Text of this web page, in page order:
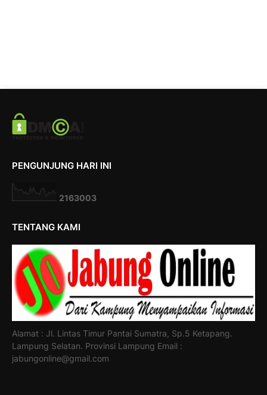
PENGUNJUNG HARI INI
2163003
TENTANG KAMI
Alamat : Jl. Lintas Timur Pantai Sumatra, Sp.5 Ketapang.
Lampung Selatan. Provinsi Lampung Email :
jabungonline@gmail.com